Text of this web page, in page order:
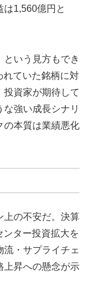
1,560億円と
いう見方もでき
れていた銘柄に対
投資家が期待して
強い成長シナリ
の本質は業績悪化
上の不安だ。決算
ンター投資拡大を
・サプライチェ
上昇への懸念が示